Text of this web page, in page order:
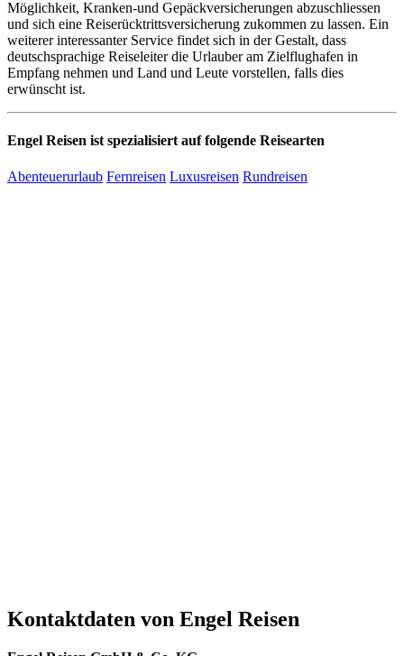
Möglichkeit, Kranken-und Gepäckversicherungen abzuschliessen
und sich eine Reiserücktrittsversicherung zukommen zu lassen. Ein
weiterer interessanter Service findet sich in der Gestalt, dass
deutschsprachige Reiseleiter die Urlauber am Zielflughafen in
Empfang nehmen und Land und Leute vorstellen, falls dies
erwünscht ist.
Engel Reisen ist spezialisiert auf folgende Reisearten
Abenteuerurlaub Fernreisen Luxusreisen Rundreisen
Kontaktdaten von Engel Reisen